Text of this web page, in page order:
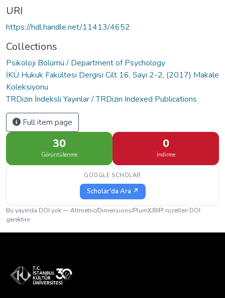
URI
https://hdl.handle.net/11413/4652
Collections
Psikoloji Bölümü / Department of Psychology
İKÜ Hukuk Fakültesi Dergisi Cilt 16, Sayı 2-2, (2017) Makale
Koleksiyonu
TRDizin İndeksli Yayınlar / TRDizin Indexed Publications
Full item page
30
Görüntülenme
0
İndirme
GOOGLE SCHOLAR
Scholar'da Ara ↗
Bu yayında DOI yok — Altmetric/Dimensions/PlumX/BIP! rozetleri DOI
gerektirir.